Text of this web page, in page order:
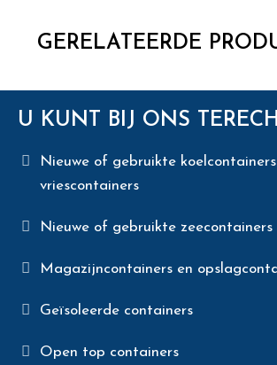
GERELATEERDE
U KUNT BIJ ONS
Nieuwe of gebruikte
vriescontainers
Nieuwe of gebruikte zeecontainers
Magazijncontainers en
Geïsoleerde containers
Open top containers